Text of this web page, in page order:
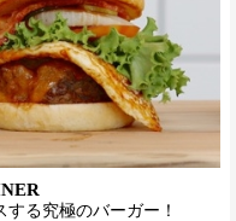
る究極のバーガー！